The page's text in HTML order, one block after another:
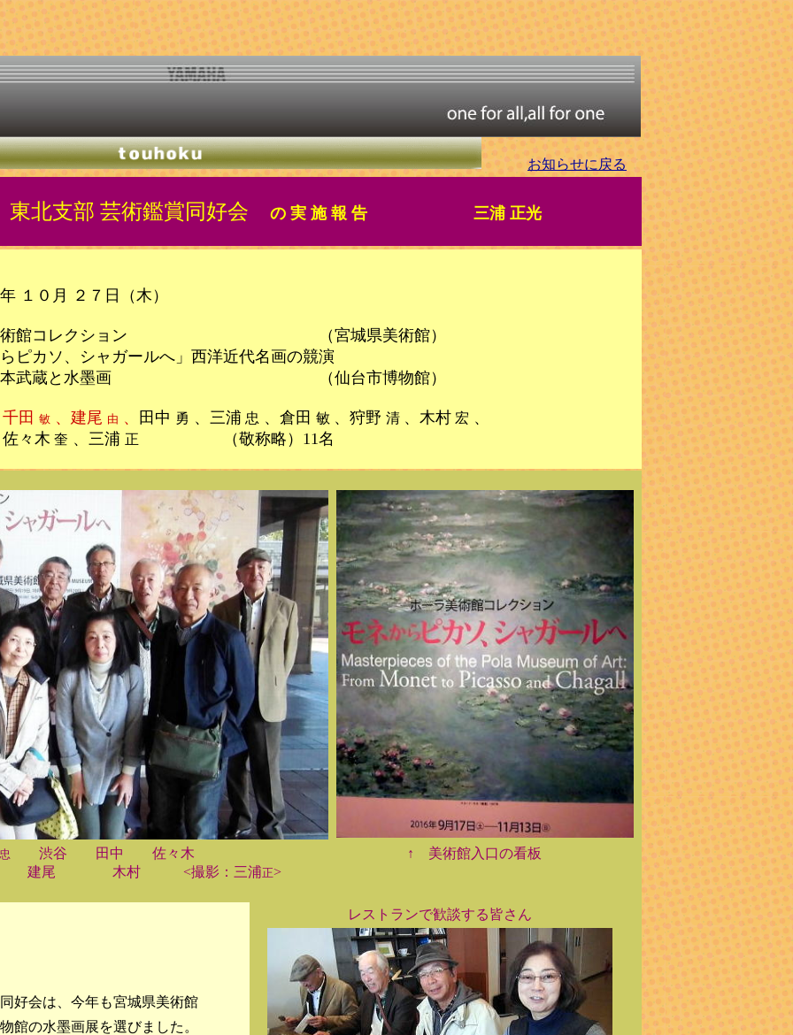
お知らせに戻る
北支部 芸術鑑賞同好会 の 実 施 報 告 三浦 正光
１０月 ２７日（木）
美術館コレクション （宮城県美術館）
カソ、シャガールへ」西洋近代名画の競演
宮本武蔵と水墨画 （仙台市博物館）
田 敏 、建尾 由 、 田中 勇 、三浦 忠 、倉田 敏 、狩野 清 、木村 宏 、
々木 奎 、三浦 正 （敬称略）11名
忠
渋谷 田中 佐々木 ↑ 美術館入口の看板
木村 <撮影：三浦正>
会は、今年も宮城県美術館
館の水墨画展を選びました。
レストランで歓談する皆さん